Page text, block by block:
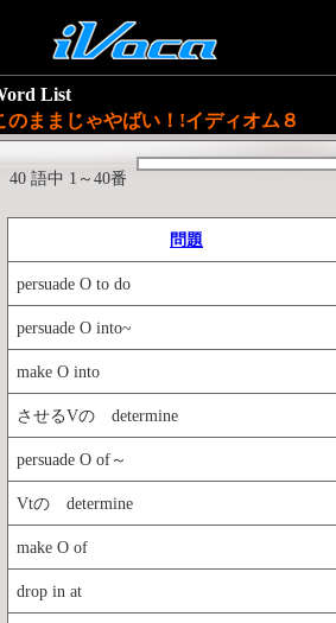
List
のままじゃやばい！!イディオム８
40 語中 1～40番
問題
persuade O to do
persuade O into~
make O into
させるVの determine
persuade O of～
Vtの determine
make O of
drop in at